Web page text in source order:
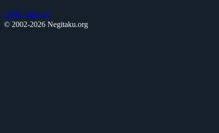
お問い合わせ
© 2002-2026 Negitaku.org